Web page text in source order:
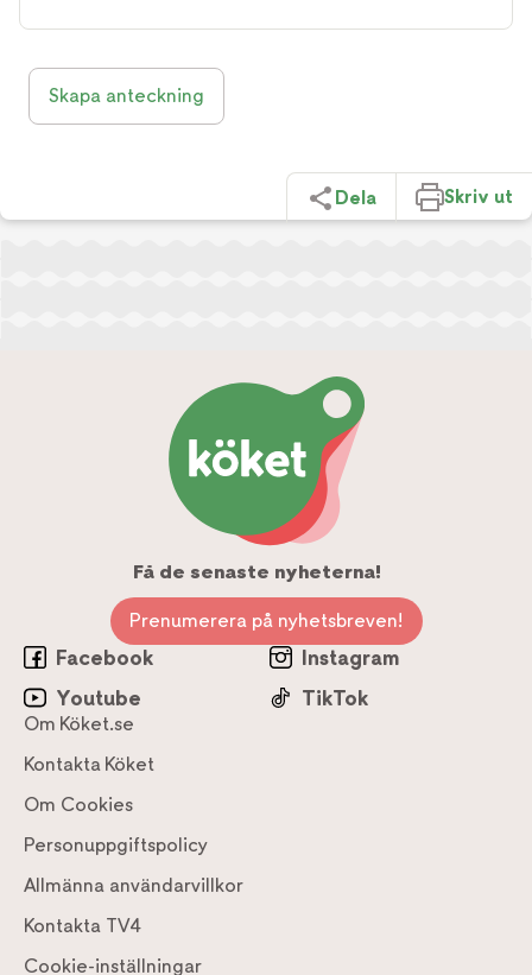
Skapa anteckning
Dela Skriv ut
Få de senaste nyheterna!
Prenumerera på nyhetsbreven!
Facebook
Instagram
Youtube
TikTok
Om Köket.se
Kontakta Köket
Om Cookies
Personuppgiftspolicy
Allmänna användarvillkor
Kontakta TV4
Cookie-inställningar